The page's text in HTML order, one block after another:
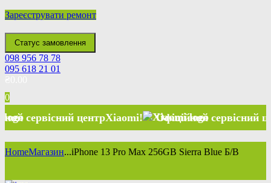
Зареєструвати ремонт
Статус замовлення
098 956 78 78
095 618 21 01
0
центрXiaomi! Офіційний сервісний центрXiaomi
HomeМагазин...iPhone 13 Pro Max 256GB Sierra Blue Б/В